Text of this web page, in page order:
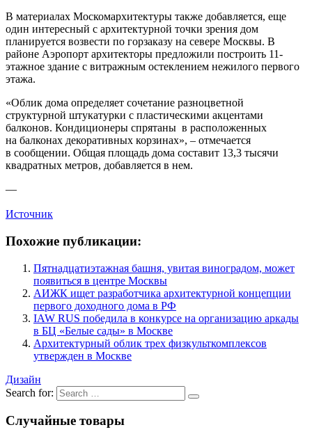
В материалах Москомархитектуры также добавляется, еще
один интересный с архитектурной точки зрения дом
планируется возвести по горзаказу на севере Москвы. В
районе Аэропорт архитекторы предложили построить 11-
этажное здание с витражным остеклением нежилого первого
этажа.
«Облик дома определяет сочетание разноцветной
структурной штукатурки с пластическими акцентами
балконов. Кондиционеры спрятаны в расположенных
на балконах декоративных корзинах», – отмечается
в сообщении. Общая площадь дома составит 13,3 тысячи
квадратных метров, добавляется в нем.
—
Источник
Похожие публикации:
Пятнадцатиэтажная башня, увитая виноградом, может
появиться в центре Москвы
АИЖК ищет разработчика архитектурной концепции
первого доходного дома в РФ
IAW RUS победила в конкурсе на организацию аркады
в БЦ «Белые сады» в Москве
Архитектурный облик трех физкульткомплексов
утвержден в Москве
Дизайн
Search for:
Случайные товары